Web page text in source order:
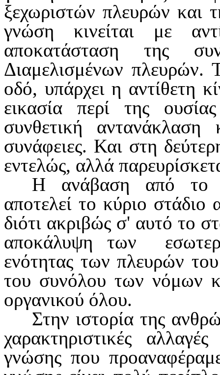
ξεχω­ριστών πλευρών και
γνώση κινείται με
αποκατάσταση της
Διαμελισμένων
οδό, υπάρχει η αντίθετη
εικασία περί της
συνθετική αντανά­κλαση
συνάφειες. Και στη
εντελώς, αλλά
Η ανάβαση από το
αποτελεί το κύριο στάδιο
διότι ακριβώς σ' αυτό το
αποκάλυψη των
ενότητας των πλευρών
του συνόλου των νόμων
οργανικού όλου.
Στην ιστορία της
χαρακτηριστικές
γνώσης που